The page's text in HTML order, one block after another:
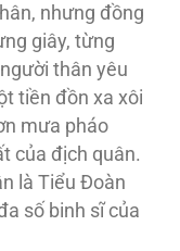
nhưng đồng
giây, từng
thân yêu
tiền đồn xa xôi
mưa pháo
của địch quân.
là Tiểu Ðoàn
số binh sĩ của